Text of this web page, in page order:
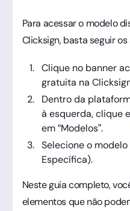
Para acessar o modelo
Clicksign, basta seguir
Clique no banner
gratuita na
Dentro da
à esquerda, clique
em “Modelos”.
Selecione o
Específica).
Neste guia completo,
elementos que não